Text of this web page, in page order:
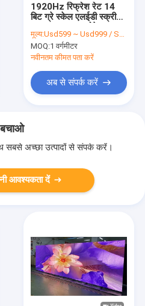
1920Hz रिफ्रेश रेट 14
बिट ग्रे स्केल एलईडी स्क्रीन
तापमान के साथ
मूल्य:Usd599 ~ Usd999 / Sqm ( Price is negotiable )
MOQ:1 वर्गमीटर
नवीनतम कीमत पता करें
अब से संपर्क करें
अच्छा उत्पादों से संपर्क करें।
आवश्यकता दें